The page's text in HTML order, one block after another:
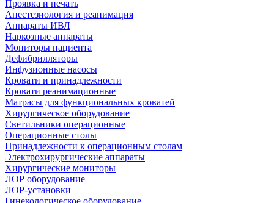
Проявка и печать
Анестезиология и реанимация
Аппараты ИВЛ
Наркозные аппараты
Мониторы пациента
Дефибрилляторы
Инфузионные насосы
Кровати и принадлежности
Кровати реанимационные
Матрасы для функциональных кроватей
Хирургическое оборудование
Светильники операционные
Операционные столы
Принадлежности к операционным столам
Электрохирургические аппараты
Хирургические мониторы
ЛОР оборудование
ЛОР-установки
Гинекологическое оборудование